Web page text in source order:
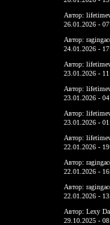
Автор:
26.01.2026 -
Автор:
24.01.2026 -
Автор:
23.01.2026 -
Автор:
23.01.2026 -
Автор:
23.01.2026 -
Автор:
22.01.2026 -
Автор:
22.01.2026 -
Автор:
22.01.2026 -
Автор: Lexy
29.10.2025 -